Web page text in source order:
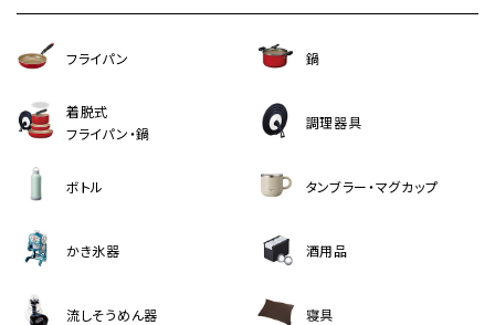
フライパン 鍋
着脱式
フライパン・鍋
調理器具
ボトル タンブラー・マグカップ
かき氷器 酒用品
流しそうめん器 寝具